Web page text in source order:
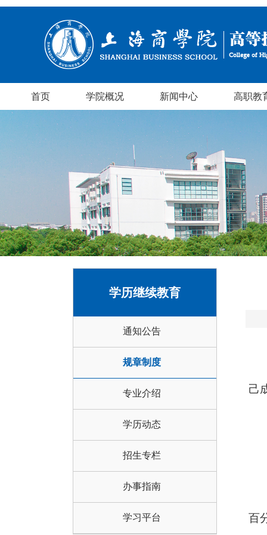
首页 学院概况 新闻中心 高职教
学历继续教育
通知公告
规章制度
专业介绍
学历动态
招生专栏
办事指南
学习平台
己
百